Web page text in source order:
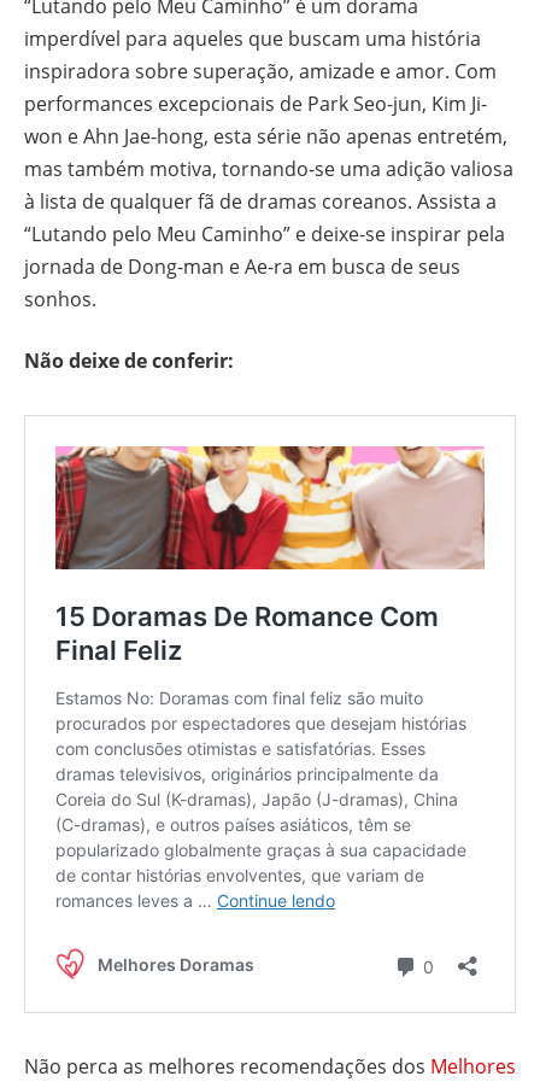
“Lutando pelo Meu Caminho” é um dorama
imperdível para aqueles que buscam uma história
inspiradora sobre superação, amizade e amor. Com
performances excepcionais de Park Seo-jun, Kim Ji-
won e Ahn Jae-hong, esta série não apenas entretém,
mas também motiva, tornando-se uma adição valiosa
à lista de qualquer fã de dramas coreanos. Assista a
“Lutando pelo Meu Caminho” e deixe-se inspirar pela
jornada de Dong-man e Ae-ra em busca de seus
sonhos.
Não deixe de conferir:
Não perca as melhores recomendações dos Melhores